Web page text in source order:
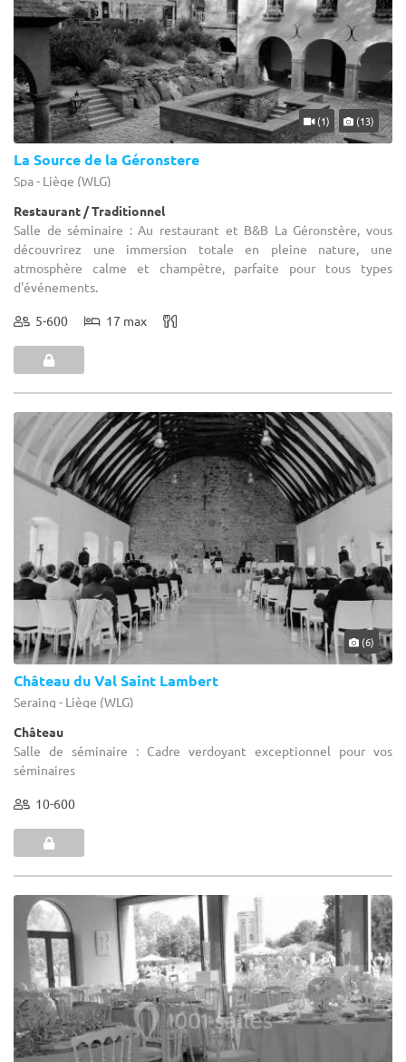
(1) (13)
La Source de la Géronstere
Spa - Liège (WLG)
Restaurant / Traditionnel
Salle de séminaire : Au restaurant et B&B La Géronstère, vous
découvrirez une immersion totale en pleine nature, une
atmosphère calme et champêtre, parfaite pour tous types
d'événements.
5-600 17 max
(6)
Château du Val Saint Lambert
Seraing - Liège (WLG)
Château
Salle de séminaire : Cadre verdoyant exceptionnel pour vos
séminaires
10-600